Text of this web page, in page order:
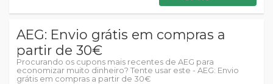
AEG: Envio grátis em compras a
partir de 30€
Procurando os cupons mais recentes de AEG para
economizar muito dinheiro? Tente usar este - AEG: Envio
grátis em compras a partir de 30€